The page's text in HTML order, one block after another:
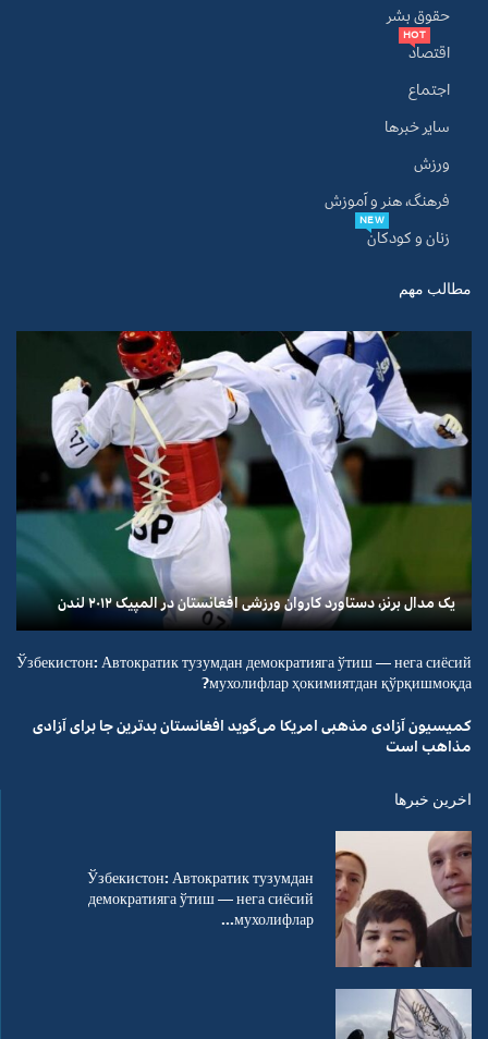
حقوق بشر
اقتصاد
HOT
اجتماع
سایر خبرها
ورزش
فرهنگ، هنر و آموزش
زنان و کودکان
NEW
مطالب مهم
یک مدال برنز، دستاورد کاروان ورزشی افغانستان در المپیک ۲۰۱۲ لندن
Ўзбекистон: Автократик тузумдан демократияга ўтиш — нега сиёсий
мухолифлар ҳокимиятдан қўрқишмоқда?
کمیسیون آزادی مذهبی امریکا می‌گوید افغانستان بدترین جا برای آزادی
مذاهب است
اخرین خبرها
Ўзбекистон: Автократик тузумдан
демократияга ўтиш — нега сиёсий
мухолифлар...